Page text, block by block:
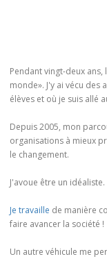
Pendant vingt-deux
monde». J'y ai vécu
élèves et où je suis allé
Depuis 2005, mon
organisations à mieux
le changement.
J'avoue être un idéaliste.
Je travaille de manière
faire avancer la société !
Un autre véhicule me